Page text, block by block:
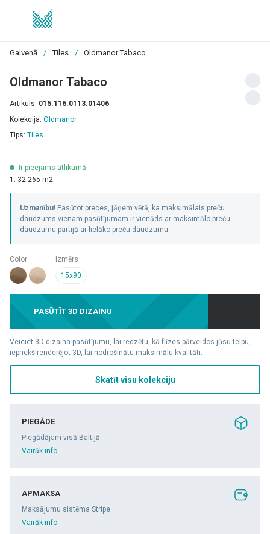
Galvenā / Tiles / Oldmanor Tabaco
Oldmanor Tabaco
Artikuls: 015.116.0113.01406
Kolekcija: Oldmanor
Tips: Tiles
Ir pieejams atlikumā
1: 32.265 m2
Uzmanību! Pasūtot preces, jāņem vērā, ka maksimālais preču
daudzums vienam pasūtījumam ir vienāds ar maksimālo preču
daudzumu partijā ar lielāko preču daudzumu
Color
Izmērs
15x90
PASŪTĪT 3D DIZAINU
Veiciet 3D dizaina pasūtījumu, lai redzētu, kā flīzes pārveidos jūsu telpu,
iepriekš renderējot 3D, lai nodrošinātu maksimālu kvalitāti.
Skatīt visu kolekciju
PIEGĀDE
Piegādājam visā Baltijā
Vairāk info
APMAKSA
Maksājumu sistēma Stripe
Vairāk info